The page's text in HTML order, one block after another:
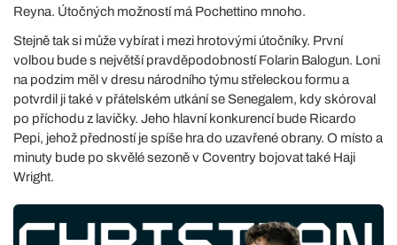
Reyna. Útočných možností má Pochettino mnoho.
Stejně tak si může vybírat i mezi hrotovými útočníky. První
volbou bude s největší pravděpodobností Folarin Balogun. Loni
na podzim měl v dresu národního týmu střeleckou formu a
potvrdil ji také v přátelském utkání se Senegalem, kdy skóroval
po příchodu z lavičky. Jeho hlavní konkurencí bude Ricardo
Pepi, jehož předností je spíše hra do uzavřené obrany. O místo a
minuty bude po skvělé sezoně v Coventry bojovat také Haji
Wright.